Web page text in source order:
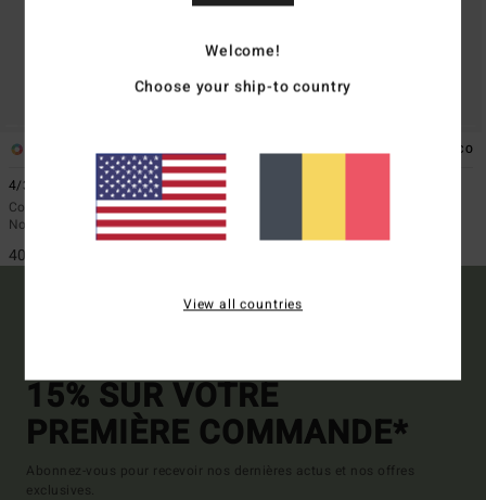
4/3mm Furnace Natural
Combinaison de surf zip poitrine
Noir Femme
409,95 €
1 ÉCO
15% SUR VOTRE
PREMIÈRE COMMANDE*
Abonnez-vous pour recevoir nos dernières actus et nos offres
exclusives.
Welcome!
Choose your ship-to country
View all countries